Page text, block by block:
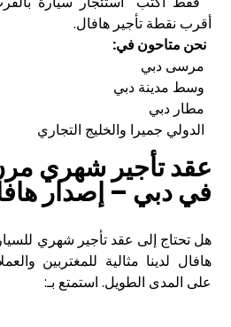
أقرب نقطة تأجير هافال.
نحن متاحون في:
مرسى دبي
وسط مدينة دبي
مطار دبي
الدولي جميرا والخليج التجاري
عقد تأجير شهري
في دبي – إصدار
هل تحتاج إلى عقد تأجير شهري
هافال لدينا مثالية للمغتربين
على المدى الطويل. استمتع بـ: